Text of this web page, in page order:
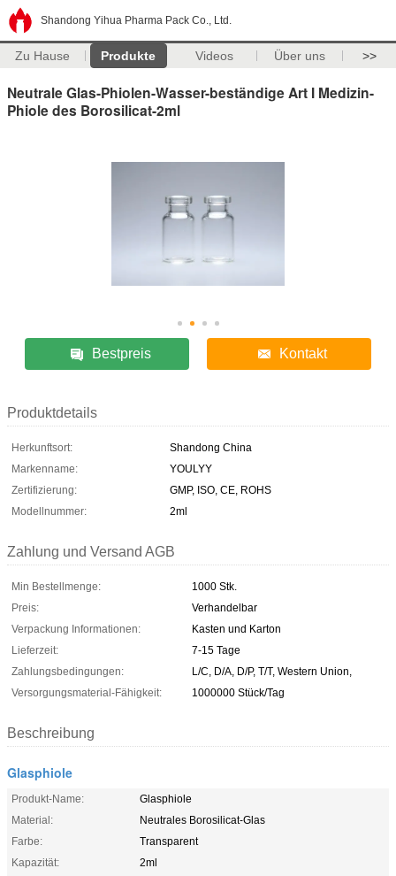
Shandong Yihua Pharma Pack Co., Ltd.
Zu Hause Produkte Videos Über uns >>
Neutrale Glas-Phiolen-Wasser-beständige Art I Medizin-
Phiole des Borosilicat-2ml
Bestpreis Kontakt
Produktdetails
Herkunftsort:
Shandong China
Markenname:
YOULYY
Zertifizierung:
GMP, ISO, CE, ROHS
Modellnummer:
2ml
Zahlung und Versand AGB
Min Bestellmenge:
1000 Stk.
Preis:
Verhandelbar
Verpackung Informationen:
Kasten und Karton
Lieferzeit:
7-15 Tage
Zahlungsbedingungen:
L/C, D/A, D/P, T/T, Western Union,
Versorgungsmaterial-Fähigkeit:
1000000 Stück/Tag
Beschreibung
Glasphiole
Produkt-Name:
Glasphiole
Material:
Neutrales Borosilicat-Glas
Farbe:
Transparent
Kapazität:
2ml